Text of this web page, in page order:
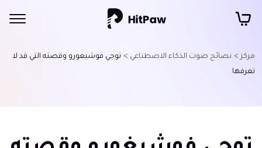
مركز > نصائح صوت الذكاء الاصطناعي > توجي فوشيغورو وقصته التي قد لا
تعرفها